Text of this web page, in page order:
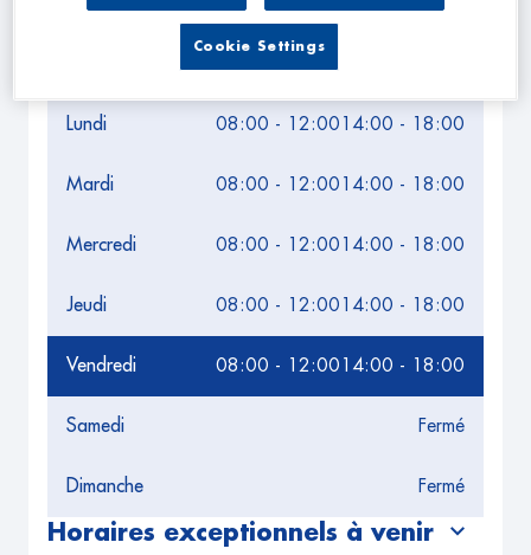
Lundi 08:00 - 12:00 14:00 - 18:00
Mardi 08:00 - 12:00 14:00 - 18:00
Mercredi 08:00 - 12:00 14:00 - 18:00
Jeudi 08:00 - 12:00 14:00 - 18:00
Vendredi 08:00 - 12:00 14:00 - 18:00
Samedi Fermé
Dimanche Fermé
Horaires exceptionnels à venir
Leaflet
Cookie Settings